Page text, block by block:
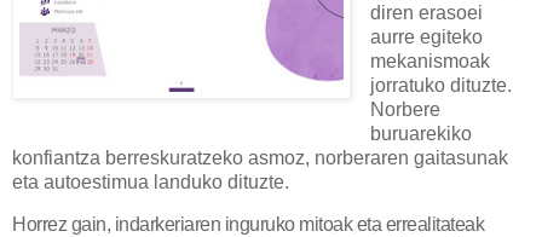
diren erasoei
aurre egiteko
mekanismoak
jorratuko dituzte.
Norbere
buruarekiko
konfiantza berreskuratzeko asmoz, norberaren gaitasunak
eta autoestimua landuko dituzte.
Horrez gain, indarkeriaren inguruko mitoak eta errealitateak